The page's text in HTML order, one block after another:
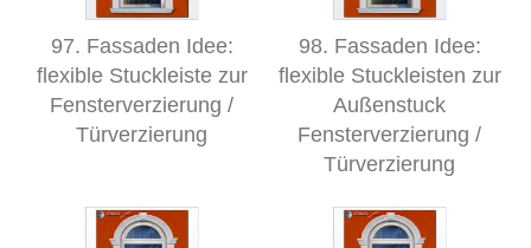
97. Fassaden Idee:
flexible Stuckleiste zur
Fensterverzierung /
Türverzierung
98. Fassaden Idee:
flexible Stuckleisten zur
Außenstuck
Fensterverzierung /
Türverzierung